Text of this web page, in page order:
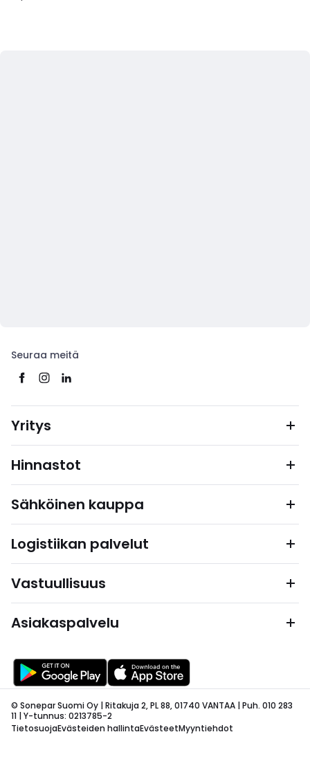
Seuraa meitä
Yritys
Hinnastot
Sähköinen kauppa
Logistiikan palvelut
Vastuullisuus
Asiakaspalvelu
© Sonepar Suomi Oy | Ritakuja 2, PL 88, 01740 VANTAA | Puh. 010 283
11 | Y-tunnus: 0213785-2
TietosuojaEvästeiden hallintaEvästeetMyyntiehdot